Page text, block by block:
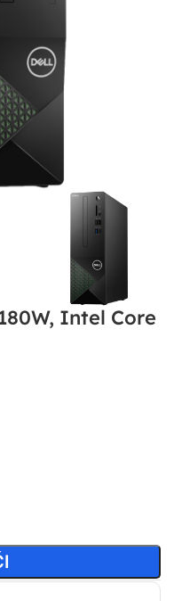
Intel Core